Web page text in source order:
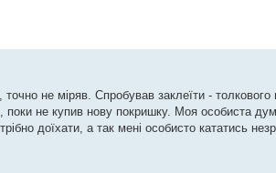
не міряв. Спробував заклеїти -
не купив нову покришку. Моя особиста
доїхати, а так мені особисто кататись